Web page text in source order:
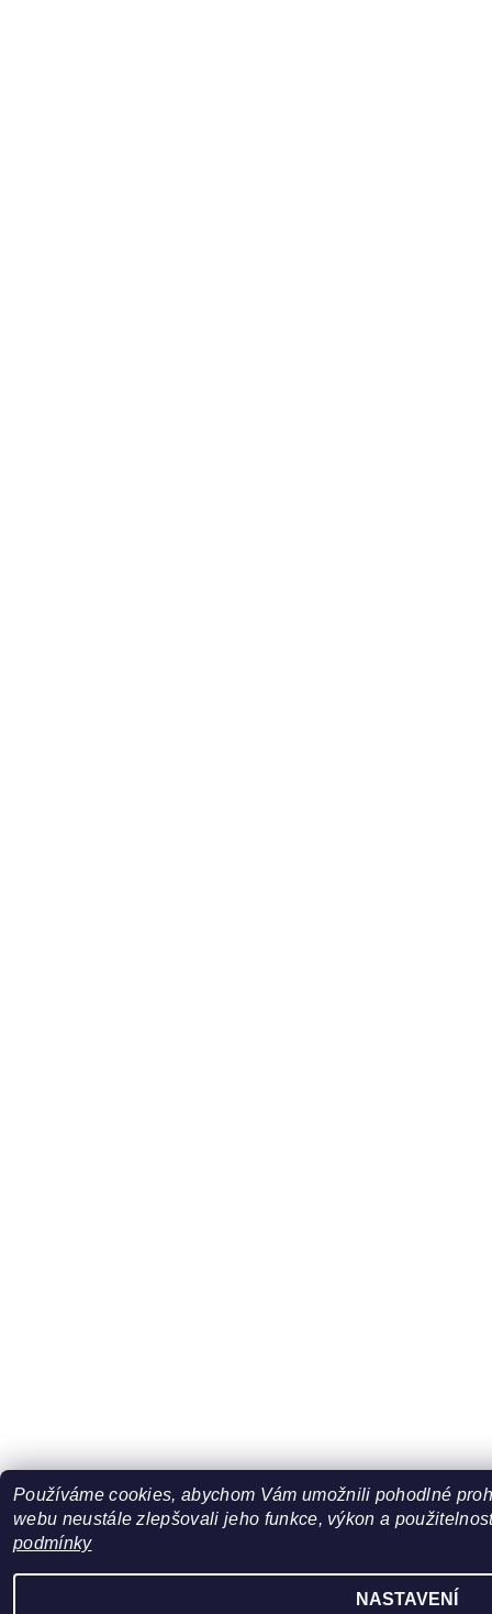
Používáme cookies, abychom Vám umožnili pohodlné
webu neustále zlepšovali jeho funkce, výkon a
podmínky
NASTAVENÍ